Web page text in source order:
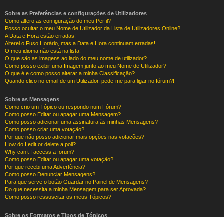
Sobre as Preferências e configurações de Utilizadores
Como altero as configuração do meu Perfil?
Posso ocultar o meu Nome de Utilizador da Lista de Utilizadores Online?
A Data e Hora estão erradas!
Alterei o Fuso Horário, mas a Data e Hora continuam erradas!
O meu idioma não está na lista!
O que são as imagens ao lado do meu nome de utilizador?
Como posso exibir uma Imagem junto ao meu Nome de Utilizador?
O que é e como posso alterar a minha Classificação?
Quando clico no email de um Utilizador, pede-me para ligar no fórum?!
Sobre as Mensagens
Como crio um Tópico ou respondo num Fórum?
Como posso Editar ou apagar uma Mensagem?
Como posso adicionar uma assinatura às minhas Mensagens?
Como posso criar uma votação?
Por que não posso adicionar mais opções nas votações?
How do I edit or delete a poll?
Why can’t I access a forum?
Como posso Editar ou apagar uma votação?
Por que recebi uma Advertência?
Como posso Denunciar Mensagens?
Para que serve o botão Guardar no Painel de Mensagens?
Do que necessita a minha Mensagem para ser Aprovada?
Como posso ressuscitar os meus Tópicos?
Sobre os Formatos e Tipos de Tópicos